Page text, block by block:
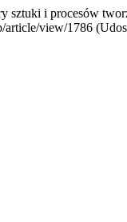
sztuki i procesów
view/1786